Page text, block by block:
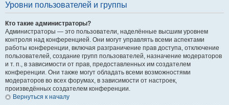
Уровни пользователей и группы
Кто такие администраторы?
Администраторы — это пользователи, наделённые высшим уровнем
контроля над конференцией. Они могут управлять всеми аспектами
работы конференции, включая разграничение прав доступа, отключение
пользователей, создание групп пользователей, назначение модераторов
и т. п., в зависимости от прав, предоставленных им создателем
конференции. Они также могут обладать всеми возможностями
модераторов во всех форумах, в зависимости от настроек,
произведённых создателем конференции.
Вернуться к началу